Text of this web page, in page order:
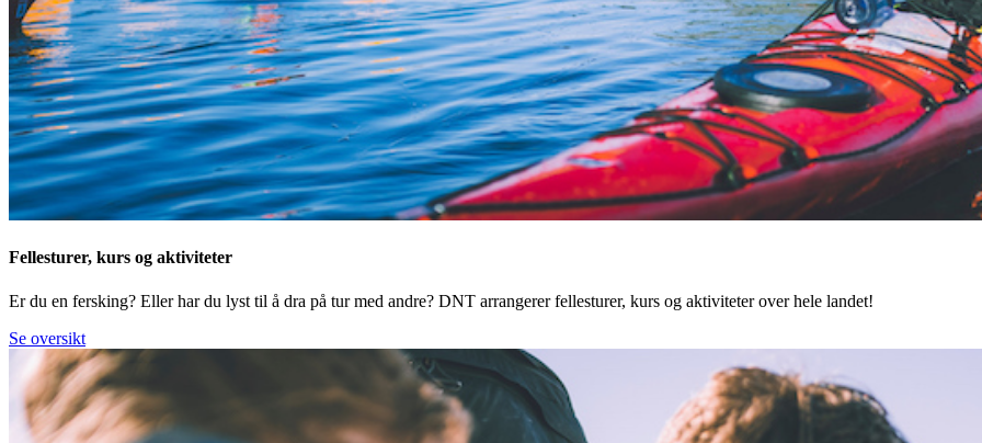
Fellesturer, kurs og aktiviteter
Er du en fersking? Eller har du lyst til å dra på tur med andre? DNT arrangerer fellesturer, kurs og aktiviteter over hele landet!
Se oversikt